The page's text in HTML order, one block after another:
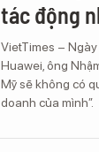
tác động
VietTimes –
Huawei, ông
Mỹ sẽ không có
doanh của mình”.